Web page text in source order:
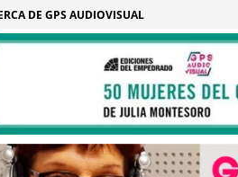
DE GPS AUDIOVISUAL